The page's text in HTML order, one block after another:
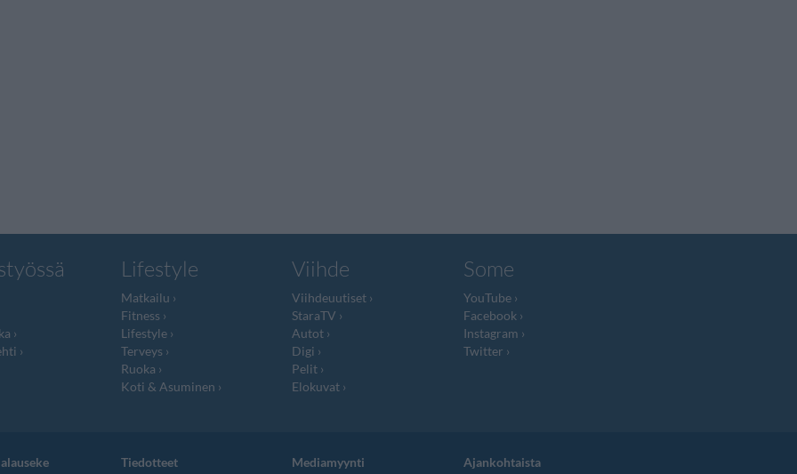
Lifestyle
Matkailu
Fitness
Lifestyle
Terveys
Ruoka
Koti & Asuminen
Viihde
Viihdeuutiset
StaraTV
Autot
Digi
Pelit
Elokuvat
Some
YouTube
Facebook
Instagram
Twitter
Tiedotteet Mediamyynti Ajankohtaista